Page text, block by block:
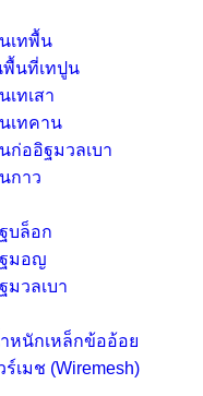
เทพื้น
นที่เทปูน
ทเสา
เทคาน
ออิฐมวลเบา
กาว
บล็อก
มอญ
วลเบา
หนักเหล็กข้ออ้อย
เมช (Wiremesh)